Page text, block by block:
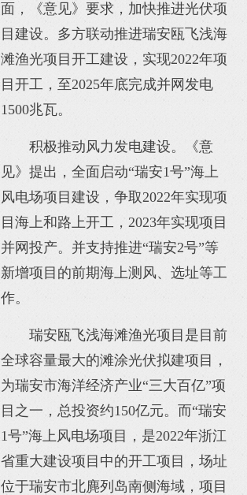
面，《意见》要求，加快推进光伏项
目建设。多方联动推进瑞安瓯飞浅海
滩渔光项目开工建设，实现2022年项
目开工，至2025年底完成并网发电
1500兆瓦。
积极推动风力发电建设。《意
见》提出，全面启动“瑞安1号”海上
风电场项目建设，争取2022年实现项
目海上和路上开工，2023年实现项目
并网投产。并支持推进“瑞安2号”等
新增项目的前期海上测风、选址等工
作。
瑞安瓯飞浅海滩渔光项目是目前
全球容量最大的滩涂光伏拟建项目，
为瑞安市海洋经济产业“三大百亿”项
目之一，总投资约150亿元。而“瑞安
1号”海上风电场项目，是2022年浙江
省重大建设项目中的开工项目，场址
位于瑞安市北麂列岛南侧海域，项目